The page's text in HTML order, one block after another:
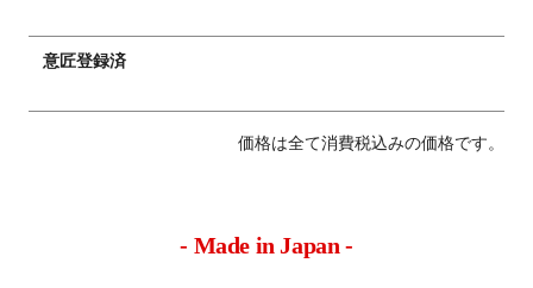
意匠登録済
価格は全て消費税込みの価格です。
- Made in Japan -